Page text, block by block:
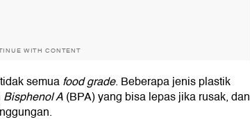
WITH CONTENT
semuafood grade. Beberapa jenis plastik
Bisphenol A(BPA) yang bisa lepas jika rusak, dan